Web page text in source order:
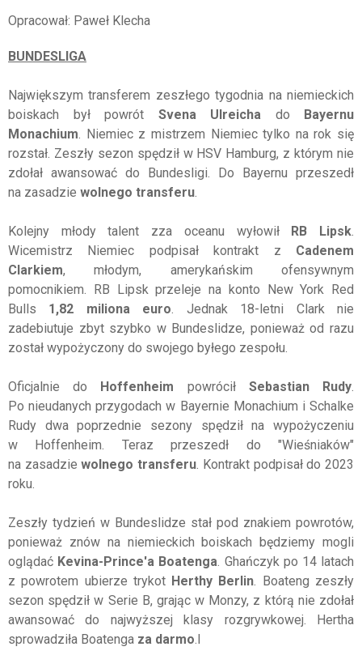
Opracował: Paweł Klecha
BUNDESLIGA
Największym transferem zeszłego tygodnia na niemieckich
boiskach był powrót Svena Ulreicha do Bayernu
Monachium . Niemiec z mistrzem Niemiec tylko na rok się
rozstał. Zeszły sezon spędził w HSV Hamburg, z którym nie
zdołał awansować do Bundesligi. Do Bayernu przeszedł
na zasadzie wolnego transferu
Kolejny młody talent zza oceanu wyłowił RB Lipsk
Wicemistrz Niemiec podpisał kontrakt z Cadenem
Clarkiem, młodym, amerykańskim ofensywnym
pomocnikiem. RB Lipsk przeleje na konto New York Red
Bulls 1,82 miliona euro . Jednak 18-letni Clark nie
zadebiutuje zbyt szybko w Bundeslidze, ponieważ od razu
został wypożyczony do swojego byłego zespołu.
Oficjalnie do Hoffenheim powrócił Sebastian Rudy
Po nieudanych przygodach w Bayernie Monachium i Schalke
Rudy dwa poprzednie sezony spędził na wypożyczeniu
w Hoffenheim. Teraz przeszedł do "Wieśniaków"
na zasadziewolnego transferu . Kontrakt podpisał do 2023
roku.
Zeszły tydzień w Bundeslidze stał pod znakiem powrotów,
ponieważ znów na niemieckich boiskach będziemy mogli
oglądać Kevina-Prince'a Boatenga . Ghańczyk po 14 latach
z powrotem ubierze trykot Herthy Berlin . Boateng zeszły
sezon spędził w Serie B, grając w Monzy, z którą nie zdołał
awansować do najwyższej klasy rozgrywkowej. Hertha
sprowadziła Boatenga za darmo .l